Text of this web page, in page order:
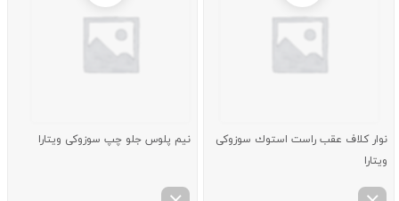
نوار كلاف عقب راست استوك سوزوکی
ویتارا
نیم پلوس جلو چپ سوزوکی ویتارا